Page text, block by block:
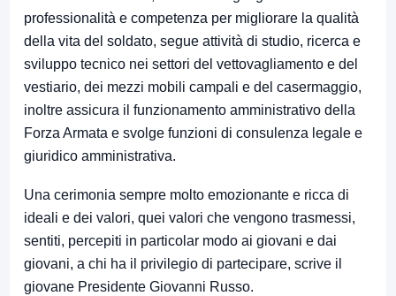
professionalità e competenza per migliorare la qualità
della vita del soldato, segue attività di studio, ricerca e
sviluppo tecnico nei settori del vettovagliamento e del
vestiario, dei mezzi mobili campali e del casermaggio,
inoltre assicura il funzionamento amministrativo della
Forza Armata e svolge funzioni di consulenza legale e
giuridico amministrativa.
Una cerimonia sempre molto emozionante e ricca di
ideali e dei valori, quei valori che vengono trasmessi,
sentiti, percepiti in particolar modo ai giovani e dai
giovani, a chi ha il privilegio di partecipare, scrive il
giovane Presidente Giovanni Russo.